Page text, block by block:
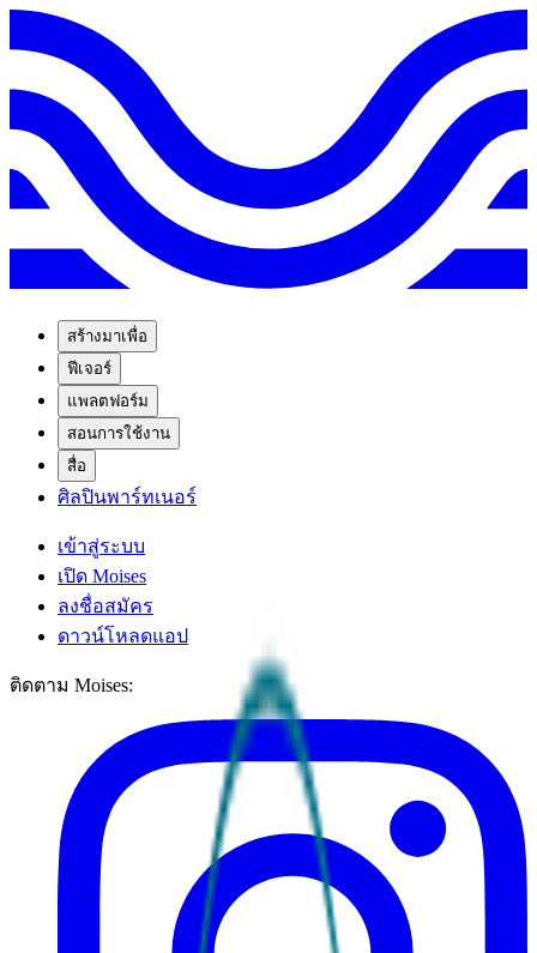
สร้างมาเพื่อ
ฟีเจอร์
แพลตฟอร์ม
สอนการใช้งาน
สื่อ
ศิลปินพาร์ทเนอร์
เข้าสู่ระบบ
เปิด Moises
ลงชื่อสมัคร
ดาวน์โหลดแอป
ติดตาม Moises: